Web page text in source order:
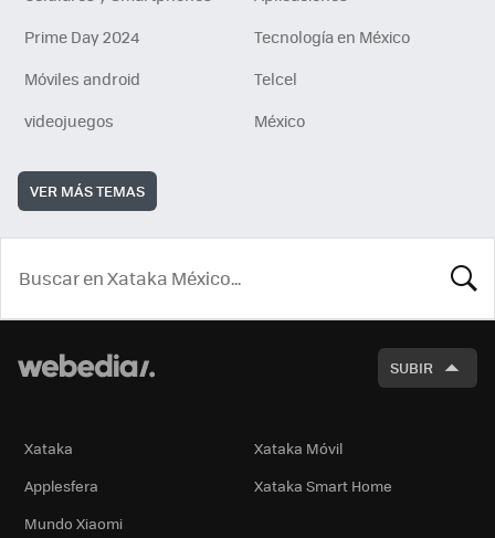
Prime Day 2024
Tecnología en México
Móviles android
Telcel
videojuegos
México
VER MÁS TEMAS
SUBIR
Xataka
Xataka Móvil
Applesfera
Xataka Smart Home
Mundo Xiaomi